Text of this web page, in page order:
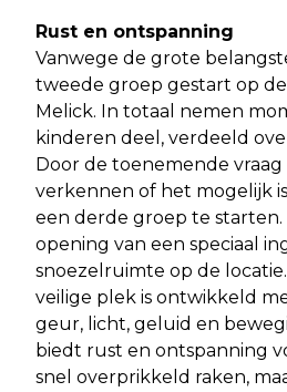
Rust en ontspanning
Vanwege de grote
tweede groep gestart op
Melick. In totaal nemen
kinderen deel, verdeeld
Door de toenemende vraag
verkennen of het mogelijk
een derde groep te starten.
opening van een speciaal
snoezelruimte op de
veilige plek is ontwikkeld
geur, licht, geluid en
biedt rust en ontspanning
snel overprikkeld raken,